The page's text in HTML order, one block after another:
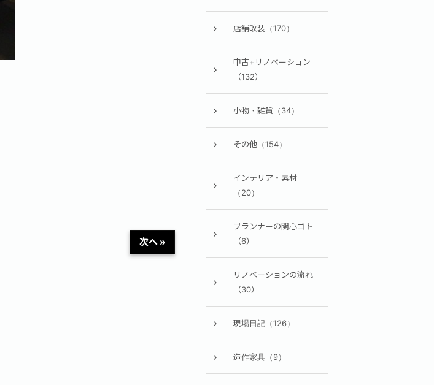
次へ »
店舗改装（170）
中古+リノベーション
（132）
小物・雑貨（34）
その他（154）
インテリア・素材
（20）
プランナーの関心ゴト
（6）
リノベーションの流れ
（30）
現場日記（126）
造作家具（9）